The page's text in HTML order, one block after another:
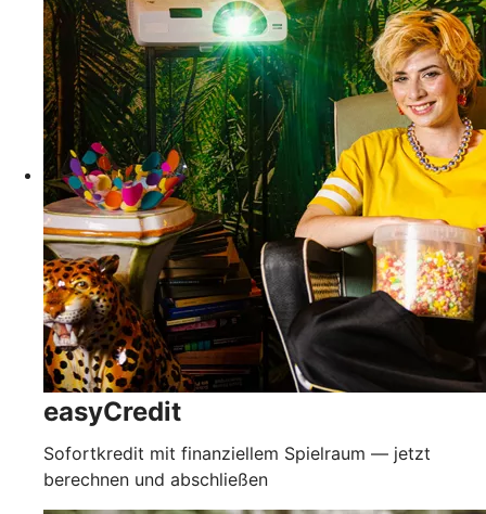
easyCredit
Sofortkredit mit finanziellem Spielraum — jetzt
berechnen und abschließen